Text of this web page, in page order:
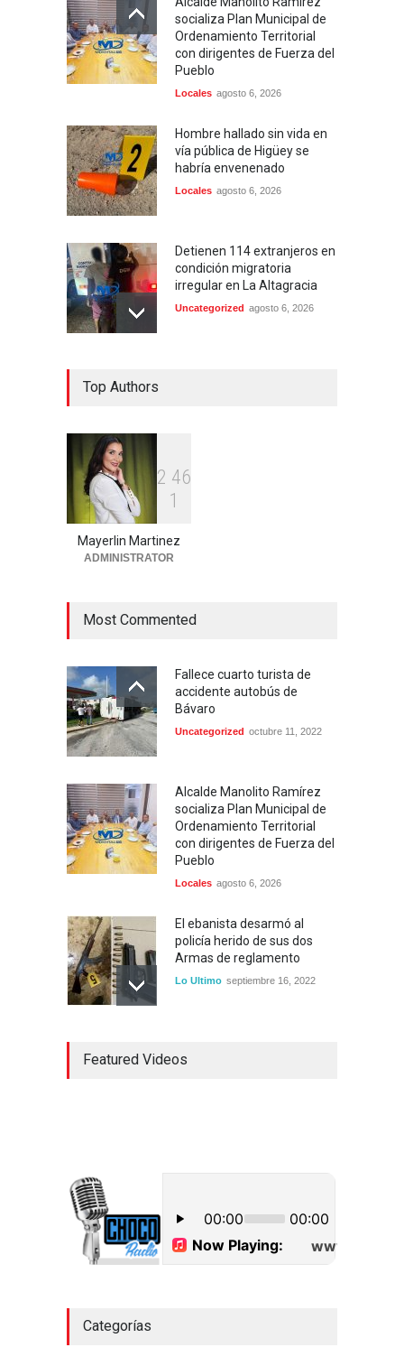
socializa Plan Municipal de
Ordenamiento Territorial
con dirigentes de Fuerza del
Pueblo
Locales agosto 6, 2026
Hombre hallado sin vida en
vía pública de Higüey se
habría envenenado
Locales agosto 6, 2026
Detienen 114 extranjeros en
condición migratoria
irregular en La Altagracia
Uncategorized agosto 6, 2026
Top Authors
2 46
1
Mayerlin Martinez
ADMINISTRATOR
Most Commented
Fallece cuarto turista de
accidente autobús de
Bávaro
Uncategorized octubre 11, 2022
Alcalde Manolito Ramírez
socializa Plan Municipal de
Ordenamiento Territorial
con dirigentes de Fuerza del
Pueblo
Locales agosto 6, 2026
El ebanista desarmó al
policía herido de sus dos
Armas de reglamento
Lo Ultimo septiembre 16, 2022
carretera Los Jusos-Río
15 paquetes de presumible
Uncategorized
septiembre 17, 2022
Featured Videos
Categorías